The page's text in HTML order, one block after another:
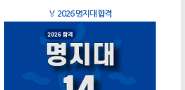
🏅 2026 명지대 합격